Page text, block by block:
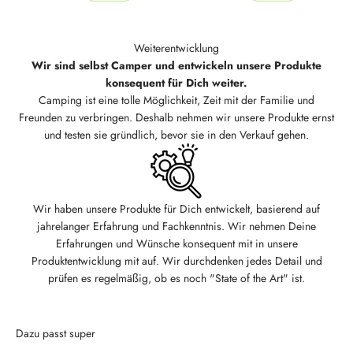
Weiterentwicklung
Wir sind selbst Camper und entwickeln unsere Produkte
konsequent für Dich weiter.
Camping ist eine tolle Möglichkeit, Zeit mit der Familie und
Freunden zu verbringen. Deshalb nehmen wir unsere Produkte ernst
und testen sie gründlich, bevor sie in den Verkauf gehen.
Wir haben unsere Produkte für Dich entwickelt, basierend auf
jahrelanger Erfahrung und Fachkenntnis. Wir nehmen Deine
Erfahrungen und Wünsche konsequent mit in unsere
Produktentwicklung mit auf. Wir durchdenken jedes Detail und
prüfen es regelmäßig, ob es noch "State of the Art" ist.
Dazu passt super